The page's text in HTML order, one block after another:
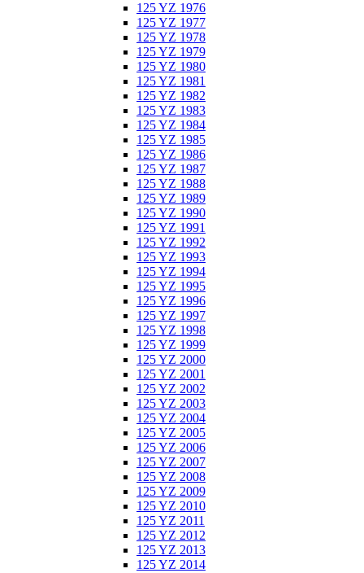
125 YZ 1976
125 YZ 1977
125 YZ 1978
125 YZ 1979
125 YZ 1980
125 YZ 1981
125 YZ 1982
125 YZ 1983
125 YZ 1984
125 YZ 1985
125 YZ 1986
125 YZ 1987
125 YZ 1988
125 YZ 1989
125 YZ 1990
125 YZ 1991
125 YZ 1992
125 YZ 1993
125 YZ 1994
125 YZ 1995
125 YZ 1996
125 YZ 1997
125 YZ 1998
125 YZ 1999
125 YZ 2000
125 YZ 2001
125 YZ 2002
125 YZ 2003
125 YZ 2004
125 YZ 2005
125 YZ 2006
125 YZ 2007
125 YZ 2008
125 YZ 2009
125 YZ 2010
125 YZ 2011
125 YZ 2012
125 YZ 2013
125 YZ 2014